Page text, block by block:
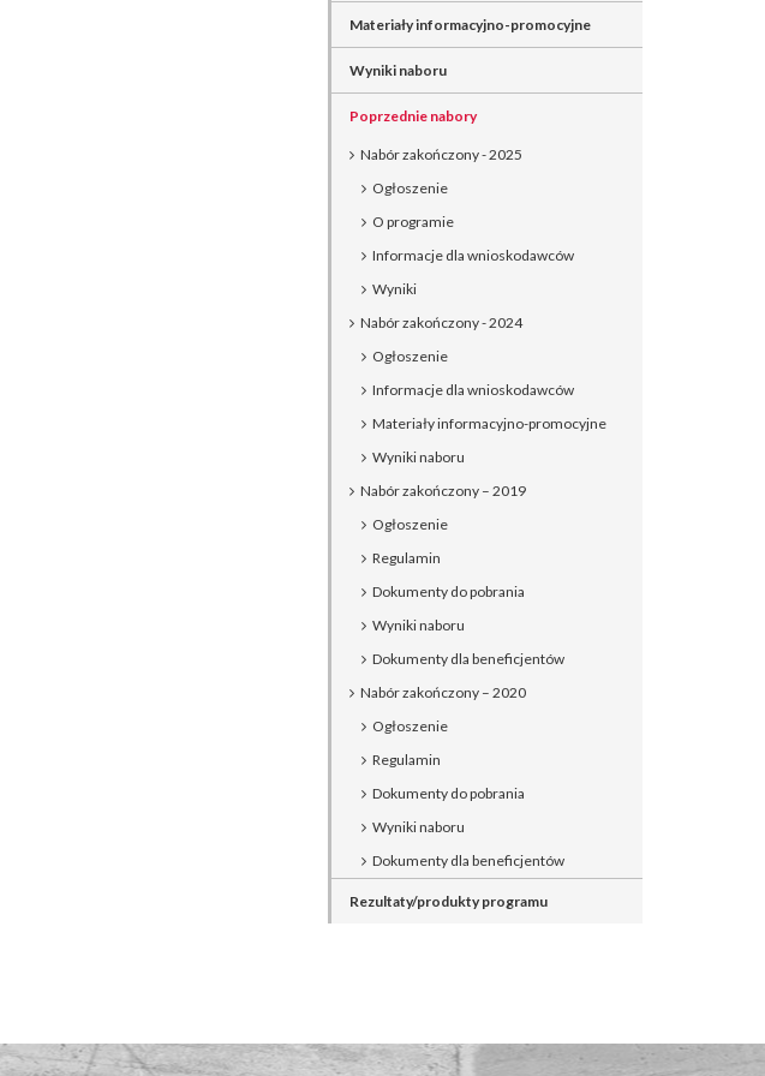
Materiały informacyjno-promocyjne
Wyniki naboru
Poprzednie nabory
Nabór zakończony - 2025
Ogłoszenie
O programie
Informacje dla wnioskodawców
Wyniki
Nabór zakończony - 2024
Ogłoszenie
Informacje dla wnioskodawców
Materiały informacyjno-promocyjne
Wyniki naboru
Nabór zakończony – 2019
Ogłoszenie
Regulamin
Dokumenty do pobrania
Wyniki naboru
Dokumenty dla beneficjentów
Nabór zakończony – 2020
Ogłoszenie
Regulamin
Dokumenty do pobrania
Wyniki naboru
Dokumenty dla beneficjentów
Rezultaty/produkty programu